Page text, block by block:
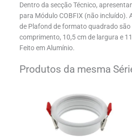
Dentro da secção Técnico,
para Módulo COBFIX (não incluído).
de Plafond de formato quadrado são
comprimento, 10,5 cm de largura e
Feito em Alumínio.
Produtos da mesma